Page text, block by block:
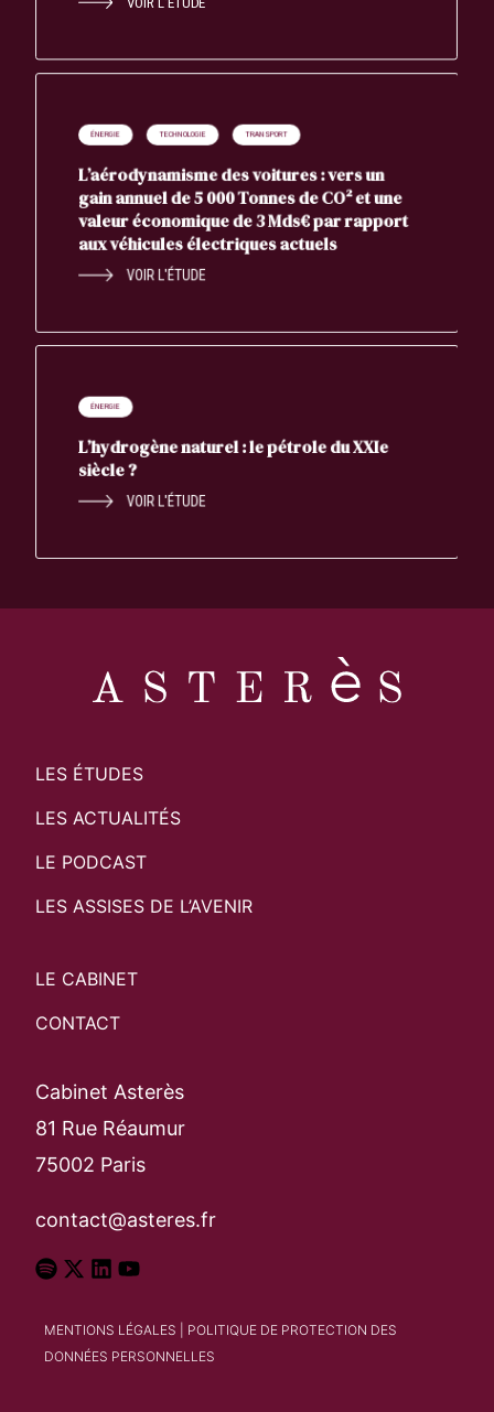
ÉNERGIE TECHNOLOGIE TRANSPORT
L’aérodynamisme des voitures : vers un
gain annuel de 5 000 Tonnes de CO² et une
valeur économique de 3 Mds€ par rapport
aux véhicules électriques actuels
VOIR L'ÉTUDE
ÉNERGIE
L’hydrogène naturel : le pétrole du XXIe
siècle ?
VOIR L'ÉTUDE
LES ÉTUDES
LES ACTUALITÉS
LE PODCAST
LES ASSISES DE L’AVENIR
LE CABINET
CONTACT
Cabinet Asterès
81 Rue Réaumur
75002 Paris
contact@asteres.fr
MENTIONS LÉGALES
POLITIQUE DE PROTECTION DES
DONNÉES PERSONNELLES